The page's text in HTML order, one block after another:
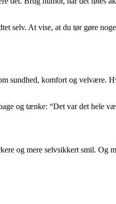
selv. At vise, at du tør gøre
sundhed, komfort og velvære.
og tænke: “Det var det hele
og mere selvsikkert smil. Og